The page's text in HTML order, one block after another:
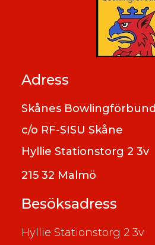
Adress
Skånes Bowlingförbund
c/o RF-SISU Skåne
Hyllie Stationstorg 2 3v
215 32 Malmö
Besöksadress
Hyllie Stationstorg 2 3v